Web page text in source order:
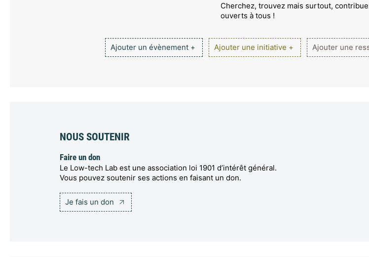
Cherchez, trouvez mais surtout,
ouverts à tous !
Ajouter un évènement + Ajouter une initiative + Ajouter une
NOUS SOUTENIR
Faire un don
Le Low-tech Lab est une association loi 1901 d’intérêt général.
Vous pouvez soutenir ses actions en faisant un don.
Je fais un don